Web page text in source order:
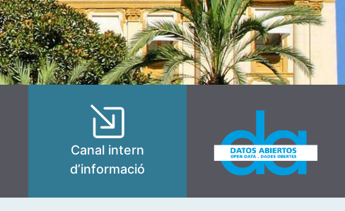
Canal intern
d’informació